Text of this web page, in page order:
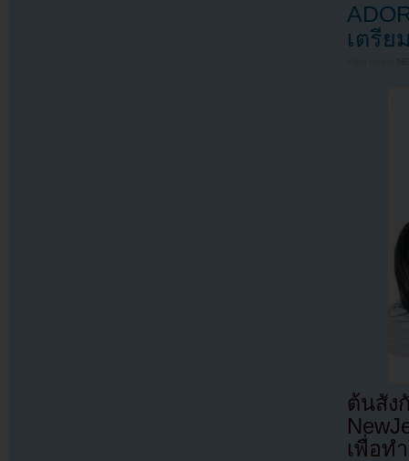
เตรีย
ต้นสัง
เพื่อท